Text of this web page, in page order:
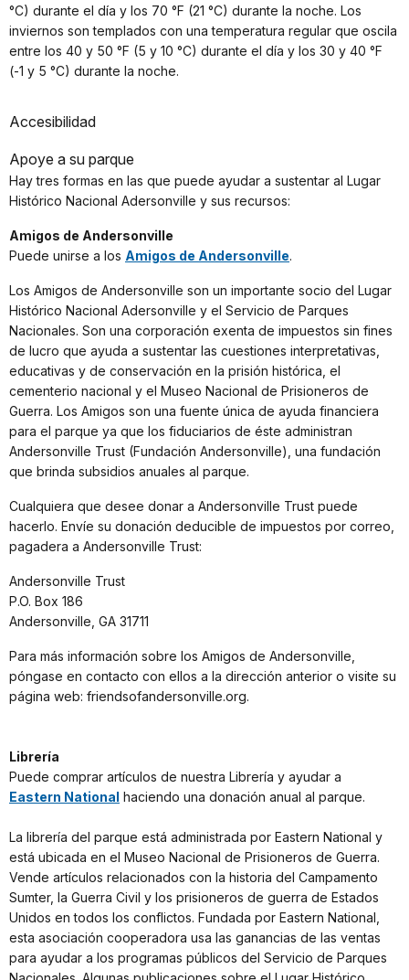
°C) durante el día y los 70 °F (21 °C) durante la noche. Los
inviernos son templados con una temperatura regular que oscila
entre los 40 y 50 °F (5 y 10 °C) durante el día y los 30 y 40 °F
(-1 y 5 °C) durante la noche.
Accesibilidad
Apoye a su parque
Hay tres formas en las que puede ayudar a sustentar al Lugar
Histórico Nacional Adersonville y sus recursos:
Amigos de Andersonville
Puede unirse a los Amigos de Andersonville.
Los Amigos de Andersonville son un importante socio del Lugar
Histórico Nacional Adersonville y el Servicio de Parques
Nacionales. Son una corporación exenta de impuestos sin fines
de lucro que ayuda a sustentar las cuestiones interpretativas,
educativas y de conservación en la prisión histórica, el
cementerio nacional y el Museo Nacional de Prisioneros de
Guerra. Los Amigos son una fuente única de ayuda financiera
para el parque ya que los fiduciarios de éste administran
Andersonville Trust (Fundación Andersonville), una fundación
que brinda subsidios anuales al parque.
Cualquiera que desee donar a Andersonville Trust puede
hacerlo. Envíe su donación deducible de impuestos por correo,
pagadera a Andersonville Trust:
Andersonville Trust
P.O. Box 186
Andersonville, GA 31711
Para más información sobre los Amigos de Andersonville,
póngase en contacto con ellos a la dirección anterior o visite su
página web: friendsofandersonville.org.
Librería
Puede comprar artículos de nuestra Librería y ayudar a
Eastern National haciendo una donación anual al parque.
La librería del parque está administrada por Eastern National y
está ubicada en el Museo Nacional de Prisioneros de Guerra.
Vende artículos relacionados con la historia del Campamento
Sumter, la Guerra Civil y los prisioneros de guerra de Estados
Unidos en todos los conflictos. Fundada por Eastern National,
esta asociación cooperadora usa las ganancias de las ventas
para ayudar a los programas públicos del Servicio de Parques